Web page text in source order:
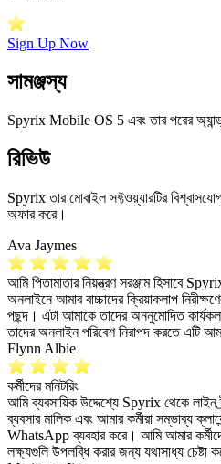
Sign Up Now
সামঞ্জস্য
Spyrix Mobile OS 5 এবং তার পরের
রিভিউ
Spyrix তার মোবাইল সফ্টওয়্যারটির
অফার করে।
Ava Jaymes
আমি পিতামাতার নিয়ন্ত্রণ সরঞ্জাম হিসাবে
অনলাইনে আমার বাচ্চাদের ক্রিয়াকলাপ
পছন্দ। এটা আমাকে তাদের অননুমোদিত
তাদের অনলাইন পরিবেশ নিরাপদ করতে এটি
Flynn Albie
কর্মীদের মনিটরিং
আমি ব্যবসায়িক উদ্দেশ্যে Spyrix থেকে
ব্যবসার মালিক এবং আমার কর্মীরা সম্ভাব্য
WhatsApp ব্যবহার করে। আমি আমার কর্মীদের
লক্ষ্যগুলি উপলব্ধি করার জন্য যথাসাধ্য চেষ্টা